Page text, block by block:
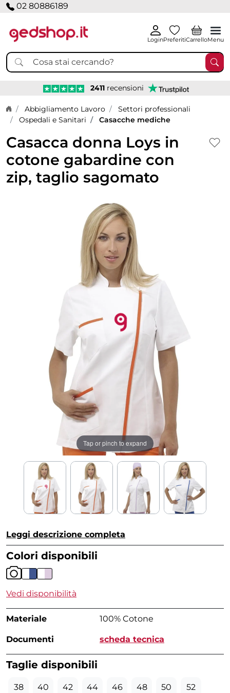
02 80886189
LoginPreferitiCarrelloMenu
2411 recensioni
Home page
Abbigliamento Lavoro
Settori professionali
Ospedali e Sanitari
Casacche mediche
Casacca donna Loys in
cotone gabardine con
zip, taglio sagomato
Tap or pinch to expand
Leggi descrizione completa
Colori disponibili
Vedi disponibilità
Materiale 100% Cotone
Documenti scheda tecnica
Taglie disponibili
38 40 42 44 46 48 50 52